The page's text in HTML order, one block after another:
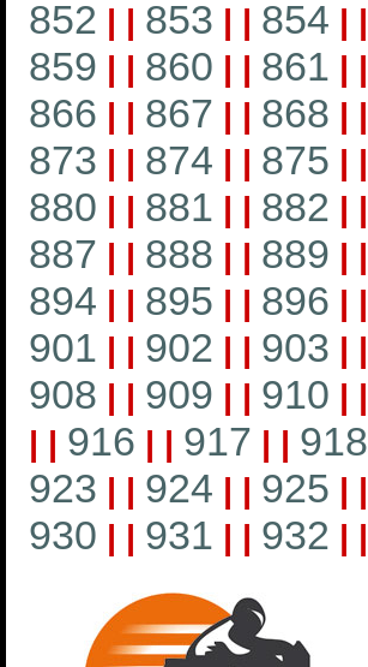
852 | | 853 | | 854 | |
859 | | 860 | | 861 | |
866 | | 867 | | 868 | |
873 | | 874 | | 875 | |
880 | | 881 | | 882 | |
887 | | 888 | | 889 | |
894 | | 895 | | 896 | |
901 | | 902 | | 903 | |
908 | | 909 | | 910 | |
| | 916 | | 917 | | 918
923 | | 924 | | 925 | |
930 | | 931 | | 932 | |